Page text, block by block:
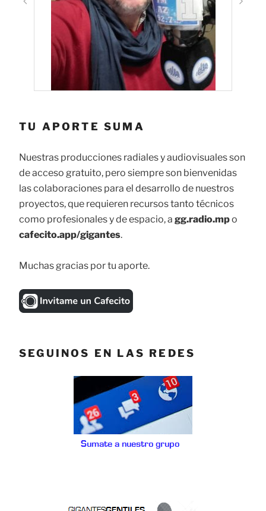
TU APORTE SUMA
Nuestras producciones radiales y audiovisuales son
de acceso gratuito, pero siempre son bienvenidas
las colaboraciones para el desarrollo de nuestros
proyectos, que requieren recursos tanto técnicos
como profesionales y de espacio, a gg.radio.mpo
cafecito.app/gigantes.
Muchas gracias por tu aporte.
SEGUINOS EN LAS REDES